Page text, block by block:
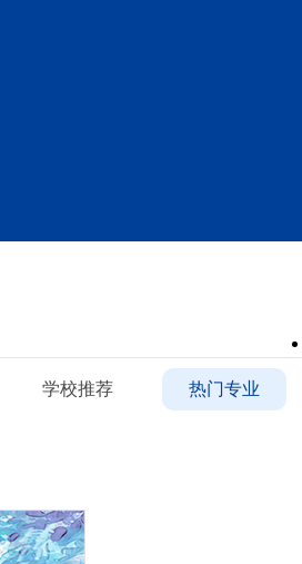
学校推荐 热门专业